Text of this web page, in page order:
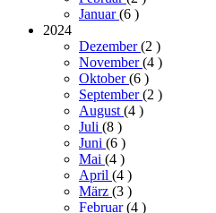
Januar(6 )
2024
Dezember(2 )
November(4 )
Oktober(6 )
September(2 )
August (4 )
Juli (8 )
Juni (6 )
Mai (4 )
April (4 )
März (3 )
Februar(4 )